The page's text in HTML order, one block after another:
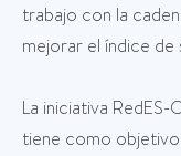
trabajo con la
mejorar el índice
La iniciativa RedES-
tiene como